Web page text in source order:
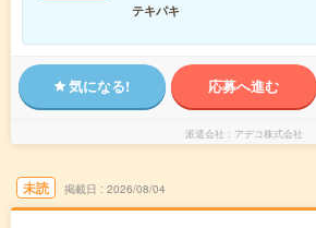
テキパキ
気になる! 応募へ進む
派遣会社 アデコ株式会社
未読 掲載日 2026/08/04